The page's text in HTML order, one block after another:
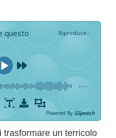
Riproduce:-
-:--
Powered By GSpeech
trasformare un terricolo